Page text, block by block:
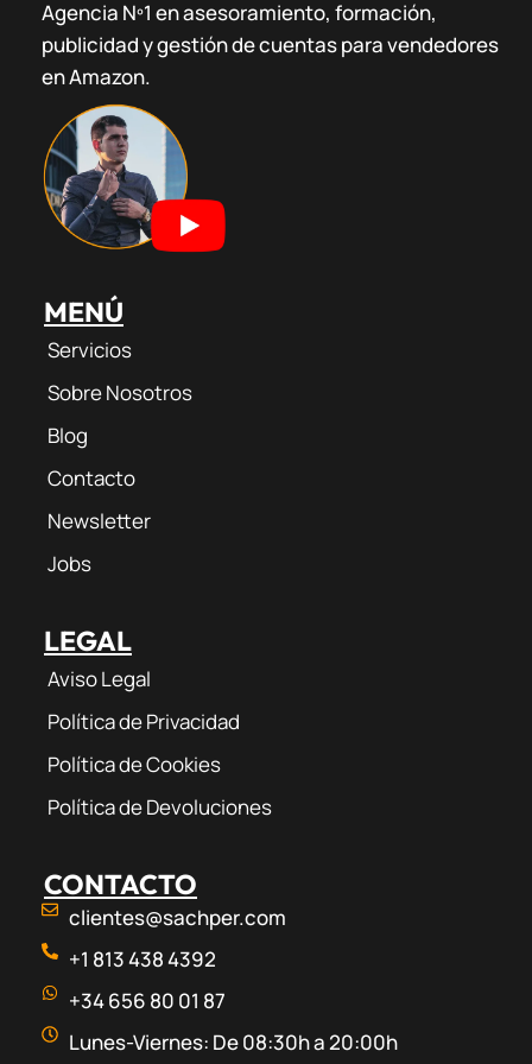
t
a
g
r
a
m
t
u
e
e
g
e
b
Agencia Nº1 en asesoramiento, formación,
publicidad y gestión de cuentas para vendedores
en Amazon.
MENÚ
Servicios
Sobre Nosotros
Blog
Contacto
Newsletter
Jobs
LEGAL
Aviso Legal
Política de Privacidad
Política de Cookies
Política de Devoluciones
CONTACTO
clientes@sachper.com
+1 813 438 4392
+34 656 80 01 87
Lunes-Viernes: De 08:30h a 20:00h